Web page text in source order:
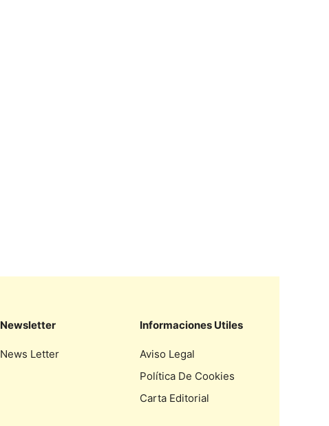
Newsletter
News Letter
Informaciones Utiles
Aviso Legal
Política De Cookies
Carta Editorial